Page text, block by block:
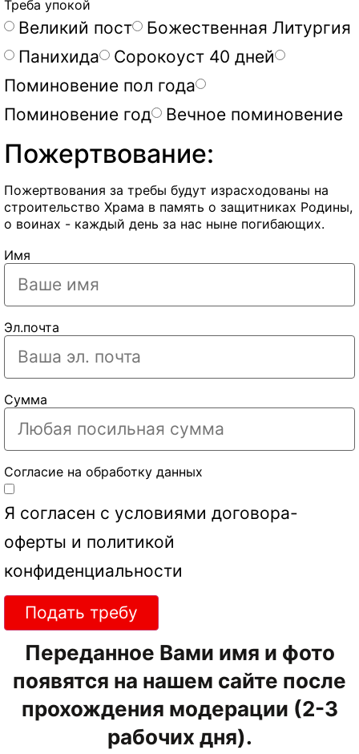
Треба упокой
Великий пост
Божественная Литургия
Панихида
Сорокоуст 40 дней
Поминовение пол года
Поминовение год
Вечное поминовение
Пожертвование:
Пожертвования за требы будут израсходованы на
строительство Храма в память о защитниках Родины,
о воинах - каждый день за нас ныне погибающих.
Имя
Эл.почта
Сумма
Согласие на обработку данных
Я согласен с условиями договора-
оферты и политикой
конфиденциальности
Подать требу
Переданное Вами имя и фото
появятся на нашем сайте после
прохождения модерации (2-3
рабочих дня).